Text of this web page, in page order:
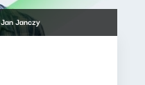
Jan Janczy